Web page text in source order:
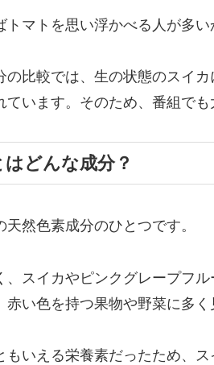
トマトを思い浮かべる人が多い
の比較では、生の状態のスイ
ています。そのため、番組でも
どんな成分？
天然色素成分のひとつです。
、スイカやピンクグレープフ
赤い色を持つ果物や野菜に多く
もいえる栄養素だったため、